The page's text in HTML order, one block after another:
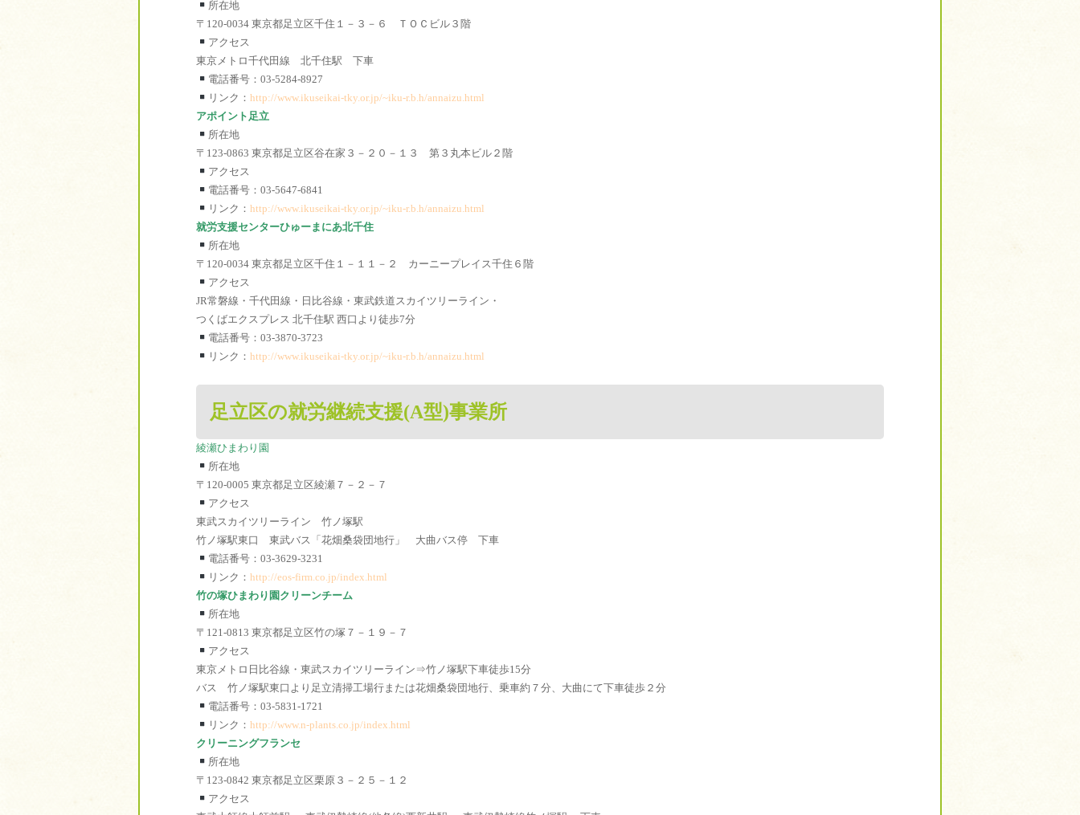
所在地
〒120-0034 東京都足立区千住１－３－６ ＴＯＣビル３階
アクセス
東京メトロ千代田線 北千住駅 下車
電話番号：03-5284-8927
リンク： http://www.ikuseikai-tky.or.jp/~iku-r.b.h/annaizu.html
アポイント足立
所在地
〒123-0863 東京都足立区谷在家３－２０－１３ 第３丸本ビル２階
アクセス
電話番号：03-5647-6841
リンク： http://www.ikuseikai-tky.or.jp/~iku-r.b.h/annaizu.html
就労支援センターひゅーまにあ北千住
所在地
〒120-0034 東京都足立区千住１－１１－２ カーニープレイス千住６階
アクセス
JR常磐線・千代田線・日比谷線・東武鉄道スカイツリーライン・
つくばエクスプレス 北千住駅 西口より徒歩7分
電話番号：03-3870-3723
リンク： http://www.ikuseikai-tky.or.jp/~iku-r.b.h/annaizu.html
足立区の就労継続支援(A型)事業所
綾瀬ひまわり園
所在地
〒120-0005 東京都足立区綾瀬７－２－７
アクセス
東武スカイツリーライン 竹ノ塚駅
竹ノ塚駅東口 東武バス「花畑桑袋団地行」 大曲バス停 下車
電話番号：03-3629-3231
リンク： http://eos-firm.co.jp/index.html
竹の塚ひまわり園クリーンチーム
所在地
〒121-0813 東京都足立区竹の塚７－１９－７
アクセス
東京メトロ日比谷線・東武スカイツリーライン⇒竹ノ塚駅下車徒歩15分
バス 竹ノ塚駅東口より足立清掃工場行または花畑桑袋団地行、乗車約７分、大曲にて下車徒歩２分
電話番号：03-5831-1721
リンク： http://www.n-plants.co.jp/index.html
クリーニングフランセ
所在地
〒123-0842 東京都足立区栗原３－２５－１２
アクセス